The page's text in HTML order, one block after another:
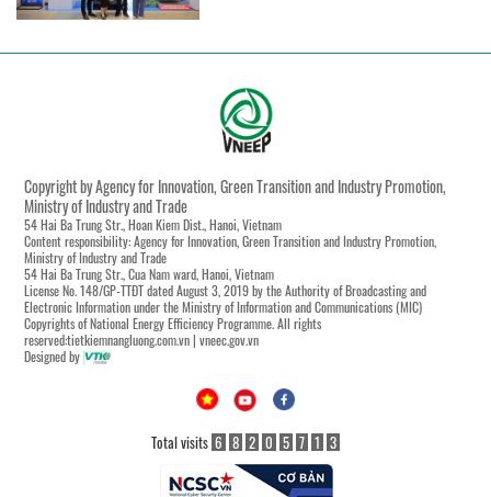
Copyright by Agency for Innovation, Green Transition and Industry Promotion,
Ministry of Industry and Trade
54 Hai Ba Trung Str., Hoan Kiem Dist., Hanoi, Vietnam
Content responsibility: Agency for Innovation, Green Transition and Industry Promotion,
Ministry of Industry and Trade
54 Hai Ba Trung Str., Cua Nam ward, Hanoi, Vietnam
License No. 148/GP-TTĐT dated August 3, 2019 by the Authority of Broadcasting and
Electronic Information under the Ministry of Information and Communications (MIC)
Copyrights of National Energy Efficiency Programme. All rights
reserved:tietkiemnangluong.com.vn | vneec.gov.vn
Designed by
Total visits 6 8 2 0 5 7 1 3